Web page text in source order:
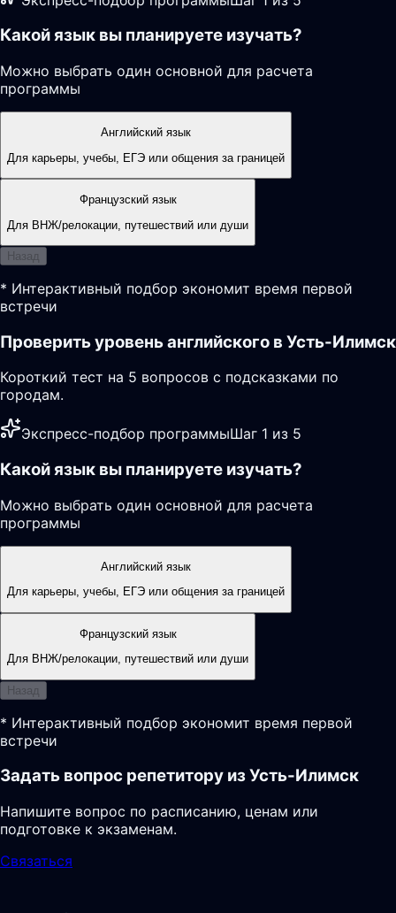
Какой язык вы планируете изучать?
Можно выбрать один основной для расчета
программы
Английский язык
Для карьеры, учебы, ЕГЭ или общения за границей
Французский язык
Для ВНЖ/релокации, путешествий или души
Назад
* Интерактивный подбор экономит время первой
встречи
Проверить уровень английского в Усть-Илимск
Короткий тест на 5 вопросов с подсказками по
городам.
Экспресс-подбор программыШаг 1 из 5
Какой язык вы планируете изучать?
Можно выбрать один основной для расчета
программы
Английский язык
Для карьеры, учебы, ЕГЭ или общения за границей
Французский язык
Для ВНЖ/релокации, путешествий или души
Назад
* Интерактивный подбор экономит время первой
встречи
Задать вопрос репетитору из Усть-Илимск
Напишите вопрос по расписанию, ценам или
подготовке к экзаменам.
Связаться